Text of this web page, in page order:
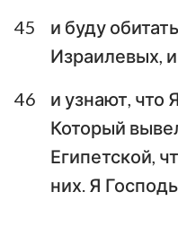
45
и буду
Израилевых,
46
и узнают, что
Который
Египетской,
них. Я